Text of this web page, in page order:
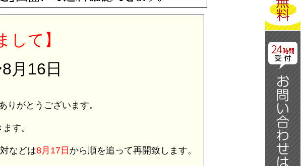
して】
8月16日
りがとうございます。
す。
などは8月17日 から順を追って再開致します。